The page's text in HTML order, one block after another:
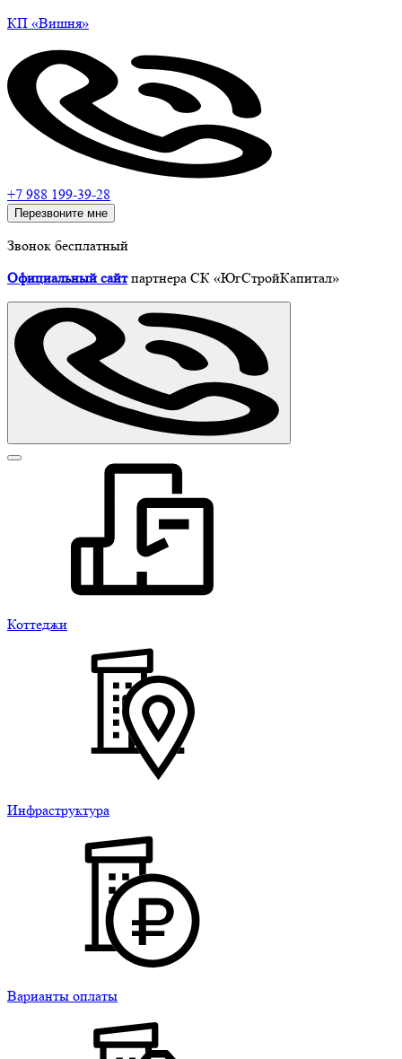
КП «Вишня»
+7 988 199-39-28
Перезвоните мне
Звонок бесплатный
Официальный сайтпартнера СК «ЮгСтройКапитал»
Коттеджи
Инфраструктура
Варианты оплаты